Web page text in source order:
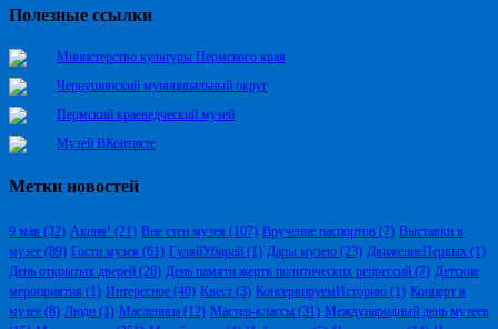
Полезные ссылки
Министерство культуры Пермского края
Чернушинский муниципальный округ
Пермский краеведческий музей
Музей ВКонтакте
Метки новостей
9 мая (32) Акция! (21) Вне стен музея (107) Вручение паспортов (7) Выставки в
музее (89) Гости музея (61) ГуляйУбирай (1) Дары музею (23) ДвижениеПервых (1)
День открытых дверей (28) День памяти жертв политических репрессий (7) Детские
мероприятия (1) Интересное (40) Квест (3) КонсервируемИсторию (1) Концерт в
музее (8) Люди (1) Масленица (12) Мастер-классы (31) Международный день музеев